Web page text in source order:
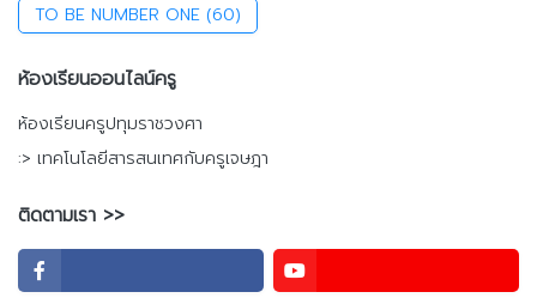
TO BE NUMBER ONE (60)
ห้องเรียนออนไลน์ครู
ห้องเรียนครูปทุมราชวงศา
:> เทคโนโลยีสารสนเทศกับครูเจษฎา
ติดตามเรา >>